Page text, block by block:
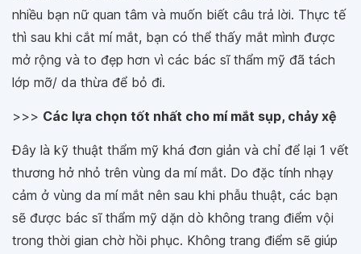
nhiều bạn nữ quan tâm và muốn biết câu trả lời. Thực tế
thì sau khi cắt mí mắt, bạn có thể thấy mắt mình được
mở rộng và to đẹp hơn vì các bác sĩ thẩm mỹ đã tách
lớp mỡ/ da thừa để bỏ đi.
>>> Các lựa chọn tốt nhất cho mí mắt sụp, chảy xệ
Đây là kỹ thuật thẩm mỹ khá đơn giản và chỉ để lại 1 vết
thương hở nhỏ trên vùng da mí mắt. Do đặc tính nhạy
cảm ở vùng da mí mắt nên sau khi phẫu thuật, các bạn
sẽ được bác sĩ thẩm mỹ dặn dò không trang điểm vội
trong thời gian chờ hồi phục. Không trang điểm sẽ giúp